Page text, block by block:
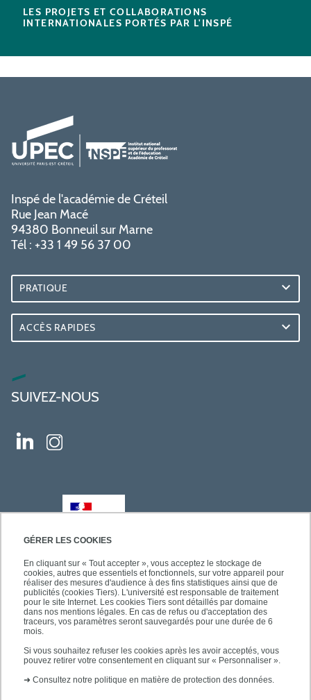
GÉRER LES COOKIES
En cliquant sur « Tout accepter », vous acceptez le stockage de
cookies, autres que essentiels et fonctionnels, sur votre appareil pour
réaliser des mesures d'audience à des fins statistiques ainsi que de
publicités (cookies Tiers). L'université est responsable de traitement
pour le site Internet. Les cookies Tiers sont détaillés par domaine
dans nos mentions légales. En cas de refus ou d'acceptation des
traceurs, vos paramètres seront sauvegardés pour une durée de 6
mois.
Si vous souhaitez refuser les cookies après les avoir acceptés, vous
pouvez retirer votre consentement en cliquant sur « Personnaliser ».
➜ Consultez notre politique en matière de protection des données.
LES PROJETS ET COLLABORATIONS
INTERNATIONALES PORTÉS PAR L'INSPÉ
Inspé de l'académie de Créteil
Rue Jean Macé
94380 Bonneuil sur Marne
Tél : +33 1 49 56 37 00
PRATIQUE
ACCÈS RAPIDES
SUIVEZ-NOUS